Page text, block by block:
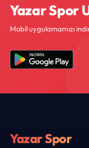
Yazar Spor
Mobil uygulamamızı
Yazar Spor